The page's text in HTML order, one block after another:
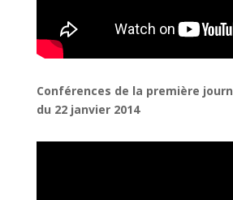
Conférences de la première
du 22 janvier 2014